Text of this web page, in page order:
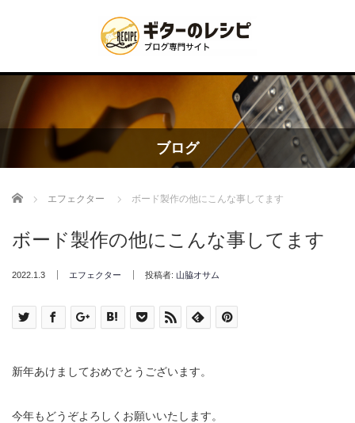
ブログ
Home エフェクター ボード製作の他にこんな事してます
ボード製作の他にこんな事してます
2022.1.3 エフェクター 投稿者: 山脇オサム
新年あけましておめでとうございます。
今年もどうぞよろしくお願いいたします。